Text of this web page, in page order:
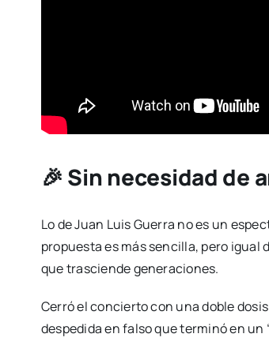
🎉 Sin necesidad de
Lo de Juan Luis Guerra no es un
propuesta es más sencilla, pero igual
que trasciende generaciones.
Cerró el concierto con una doble
despedida en falso que terminó en un